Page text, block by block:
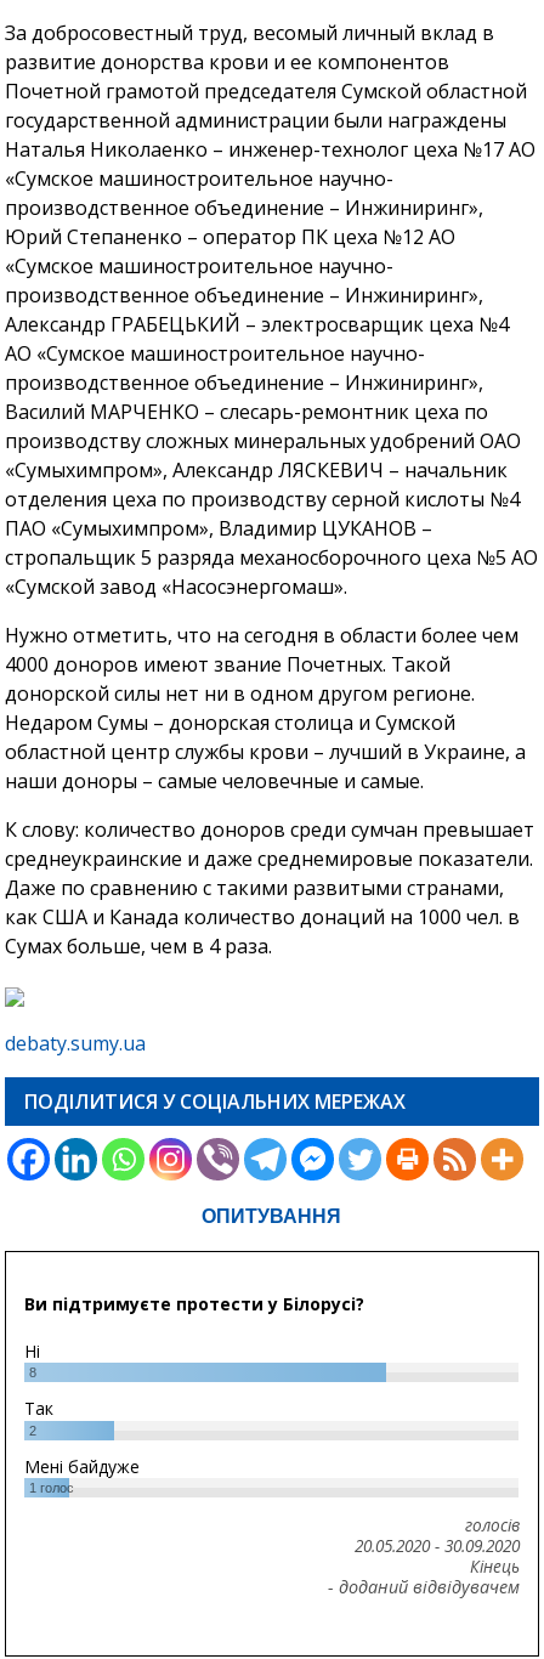
За добросовестный труд, весомый личный вклад в
развитие донорства крови и ее компонентов
Почетной грамотой председателя Сумской областной
государственной администрации были награждены
Наталья Николаенко – инженер-технолог цеха №17 АО
«Сумское машиностроительное научно-
производственное объединение – Инжиниринг»,
Юрий Степаненко – оператор ПК цеха №12 АО
«Сумское машиностроительное научно-
производственное объединение – Инжиниринг»,
Александр ГРАБЕЦЬКИЙ – электросварщик цеха №4
АО «Сумское машиностроительное научно-
производственное объединение – Инжиниринг»,
Василий МАРЧЕНКО – слесарь-ремонтник цеха по
производству сложных минеральных удобрений ОАО
«Сумыхимпром», Александр ЛЯСКЕВИЧ – начальник
отделения цеха по производству серной кислоты №4
ПАО «Сумыхимпром», Владимир ЦУКАНОВ –
стропальщик 5 разряда механосборочного цеха №5 АО
«Сумской завод «Насосэнергомаш».
Нужно отметить, что на сегодня в области более чем
4000 доноров имеют звание Почетных. Такой
донорской силы нет ни в одном другом регионе.
Недаром Сумы – донорская столица и Сумской
областной центр службы крови – лучший в Украине, а
наши доноры – самые человечные и самые.
К слову: количество доноров среди сумчан превышает
среднеукраинские и даже среднемировые показатели.
Даже по сравнению с такими развитыми странами,
как США и Канада количество донаций на 1000 чел. в
Сумах больше, чем в 4 раза.
debaty.sumy.ua
ПОДІЛИТИСЯ У СОЦІАЛЬНИХ МЕРЕЖАХ
ОПИТУВАННЯ
Ви підтримуєте протести у Білорусі?
Ні
8
Так
2
Мені байдуже
1 голос
голосів
20.05.2020- 30.09.2020
Кінець
- доданий відвідувачем